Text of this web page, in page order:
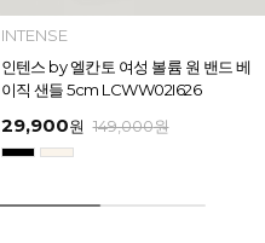
INTENSE
인텐스 by 엘칸토 여성 와이드 스트랩
버클 포인트 샌들 6cm LCWW17I626
49,600원 169,000원